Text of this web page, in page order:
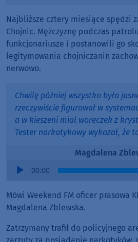
Najbliższe cztery miesiące spędzi
Chojnic. Mężczyznę podczas
funkcjonariusze i postanowili go
legitymowania chojniczanin
nerwowo.
Chwilę później wszystko było
rzeczywiście figurował w
a w kieszeni miał woreczek z
Tester narkotykowy wykazał, że
Magdalena
Audio
00:00
Mówi Weekend FM oficer prasowa
Magdalena Zblewska.
Zatrzymany trafił do policyjnego